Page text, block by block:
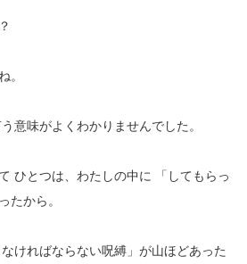
。
意味がよくわかりませんでした。
ひとつは、わたしの中に
「してもらっ
たから。
なければならない呪縛」が山ほどあった